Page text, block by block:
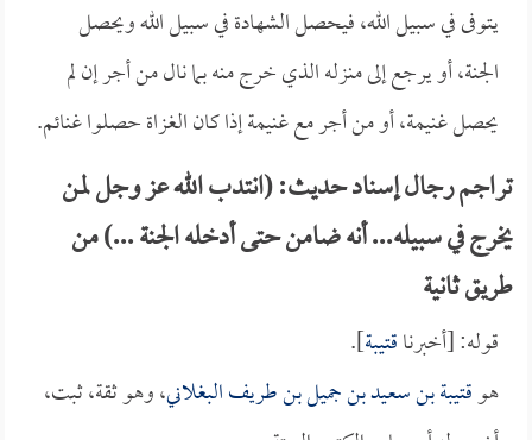
يتوفى في سبيل الله، فيحصل الشهادة في سبيل الله ويحصل
الجنة، أو يرجع إلى منزله الذي خرج منه بما نال من أجر إن لم
يحصل غنيمة، أو من أجر مع غنيمة إذا كان الغزاة حصلوا غنائم.
تراجم رجال إسناد حديث: (انتدب الله عز وجل لمن
يخرج في سبيله... أنه ضامن حتى أدخله الجنة ...) من
طريق ثانية
قوله: [أخبرناقتيبة].
هوقتيبة بن سعيد بن جميل بن طريف البغلاني، وهو ثقة، ثبت،